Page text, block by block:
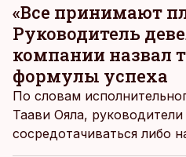
«Все принимают
Руководитель
компании назвал
формулы успеха
По словам
Таави Ояла,
сосредотачиваться либо
людях, но на самом деле